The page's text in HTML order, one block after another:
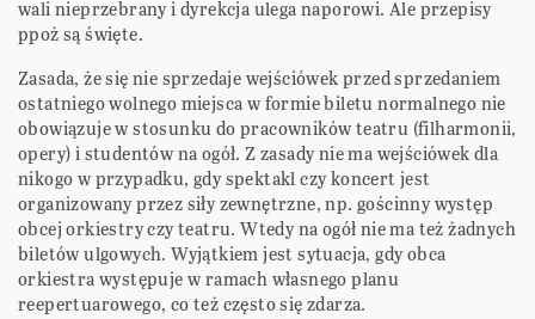
wali nieprzebrany i dyrekcja ulega naporowi. Ale przepisy
ppoż są święte.
Zasada, że się nie sprzedaje wejściówek przed sprzedaniem
ostatniego wolnego miejsca w formie biletu normalnego nie
obowiązuje w stosunku do pracowników teatru (filharmonii,
opery) i studentów na ogół. Z zasady nie ma wejściówek dla
nikogo w przypadku, gdy spektakl czy koncert jest
organizowany przez siły zewnętrzne, np. gościnny występ
obcej orkiestry czy teatru. Wtedy na ogół nie ma też żadnych
biletów ulgowych. Wyjątkiem jest sytuacja, gdy obca
orkiestra występuje w ramach własnego planu
reepertuarowego, co też często się zdarza.